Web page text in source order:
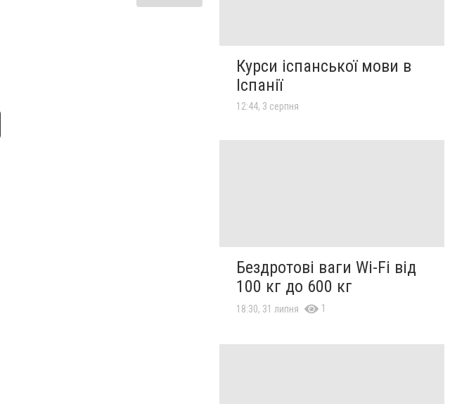
Курси іспанської мови в
Іспанії
12:44, 3 серпня
Бездротові ваги Wi-Fi від
100 кг до 600 кг
18:30, 31 липня 1